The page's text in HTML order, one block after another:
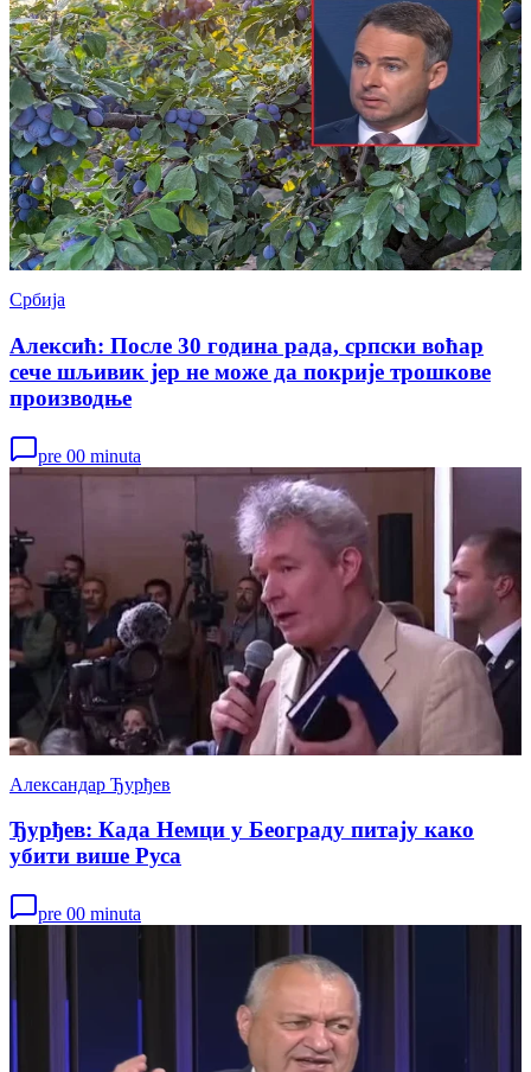
Србија
Алексић: После 30 година рада, српски воћар
сече шљивик јер не може да покрије трошкове
производњe
pre 00 minuta
Александар Ђурђев
Ђурђев: Када Немци у Београду питају како
убити више Руса
pre 00 minuta